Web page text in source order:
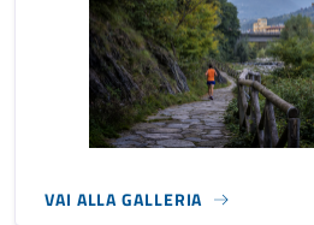
VAI ALLA GALLERIA